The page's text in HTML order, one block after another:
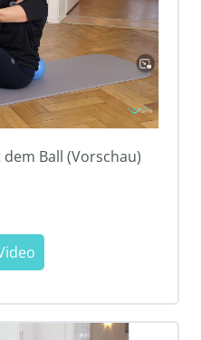
Ball (Vorschau)